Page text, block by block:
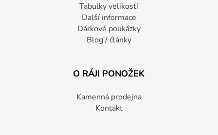
Tabulky velikostí
Další informace
Dárkové poukázky
Blog / články
O RÁJI PONOŽEK
Kamenná prodejna
Kontakt